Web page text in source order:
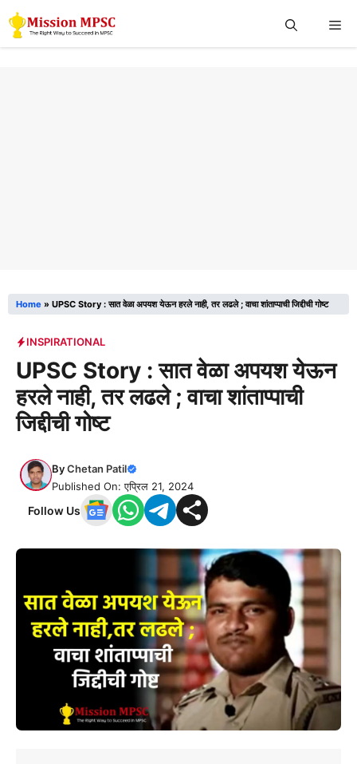
Skip
to
Home » UPSC Story : सात वेळा अपयश येऊन हरले नाही, तर लढले ; वाचा शांताप्पाची जिद्दीची गोष्ट
INSPIRATIONAL
UPSC Story : सात वेळा अपयश येऊन
हरले नाही, तर लढले ; वाचा शांताप्पाची
जिद्दीची गोष्ट
ByChetan Patil
Published On: एप्रिल 21, 2024
Follow Us